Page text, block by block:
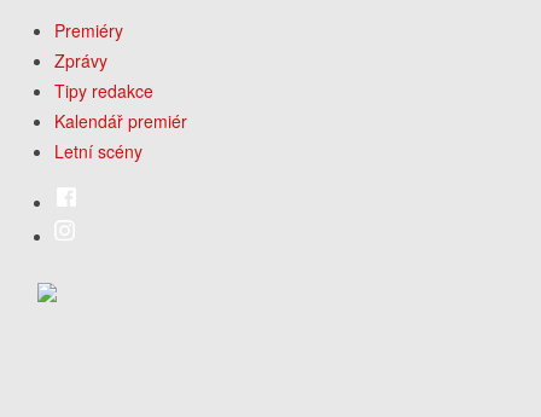
Premiéry
Zprávy
Tipy redakce
Kalendář premiér
Letní scény